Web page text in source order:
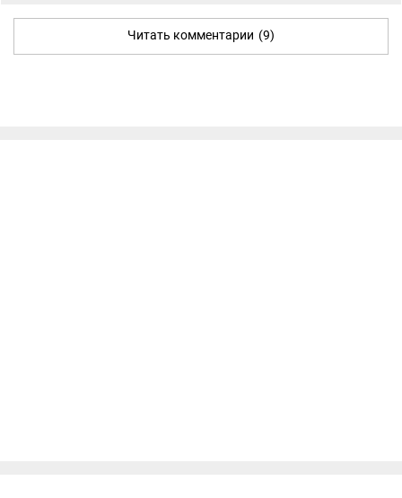
Читать комментарии (9)